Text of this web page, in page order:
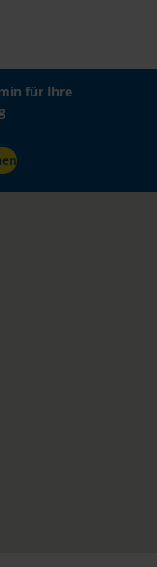
für Ihre